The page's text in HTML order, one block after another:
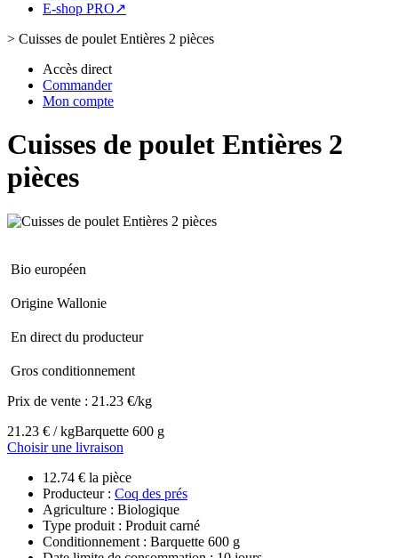
E-shop PRO↗
> Cuisses de poulet Entières 2 pièces
Accès direct
Commander
Mon compte
Cuisses de poulet Entières 2
pièces
Bio européen
Origine Wallonie
En direct du producteur
Gros conditionnement
Prix de vente : 21.23 €/kg
21.23 € / kgBarquette 600 g
Choisir une livraison
12.74 € la pièce
Producteur : Coq des prés
Agriculture : Biologique
Type produit : Produit carné
Conditionnement : Barquette 600 g